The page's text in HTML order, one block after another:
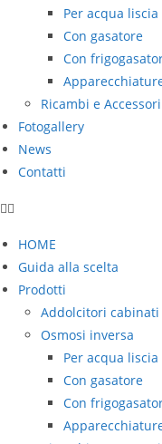
Per acqua liscia
Con gasatore
Con
Ricambi e Accessori
Fotogallery
News
Contatti
HOME
Guida alla scelta
Prodotti
Addolcitori cabinati
Osmosi inversa
Per acqua liscia
Con gasatore
Con